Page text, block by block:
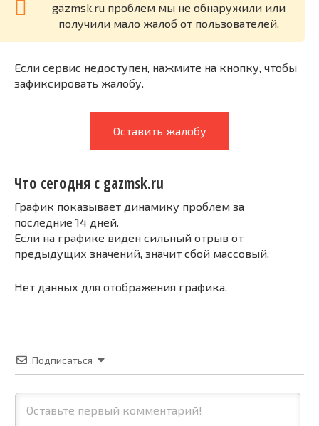
gazmsk.ru проблем мы не обнаружили или
получили мало жалоб от пользователей.
Если сервис недоступен, нажмите на кнопку, чтобы
зафиксировать жалобу.
Оставить жалобу
Что сегодня с gazmsk.ru
График показывает динамику проблем за
последние 14 дней.
Если на графике виден сильный отрыв от
предыдущих значений, значит сбой массовый.
Нет данных для отображения графика.
Подписаться